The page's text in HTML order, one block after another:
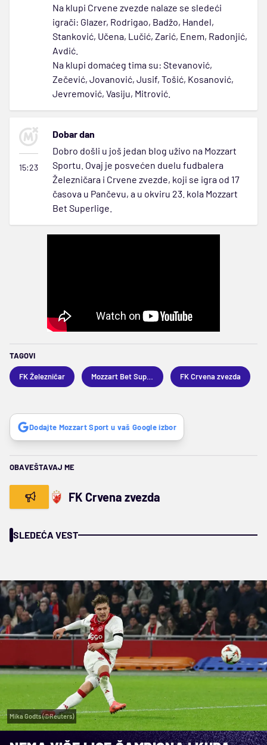
Na klupi Crvene zvezde nalaze se sledeći
igrači: Glazer, Rodrigao, Badžo, Handel,
Stanković, Učena, Lučić, Zarić, Enem, Radonjić,
Avdić.
Na klupi domaćeg tima su: Stevanović,
Zečević, Jovanović, Jusif, Tošić, Kosanović,
Jevremović, Vasiju, Mitrović.
15:23
Dobar dan
Dobro došli u još jedan blog uživo na Mozzart
Sportu. Ovaj je posvećen duelu fudbalera
Železničara i Crvene zvezde, koji se igra od 17
časova u Pančevu, a u okviru 23. kola Mozzart
Bet Superlige.
TAGOVI
FK Železničar FK Crvena zvezda
Dodajte Mozzart Sport u vaš Google izbor
OBAVEŠTAVAJ ME
FK Crvena zvezda
SLEDEĆA VEST
Mika Godts (©Reuters)